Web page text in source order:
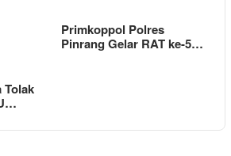
Tolak
Primkoppol Polres
Pinrang Gelar RAT ke-5…